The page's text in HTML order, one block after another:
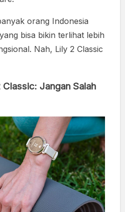
orang Indonesia
bisa bikin terlihat lebih
Nah, Lily 2 Classic
Jangan Salah